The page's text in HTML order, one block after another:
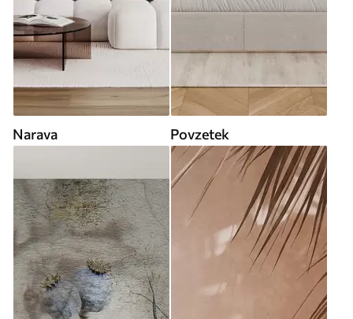
Narava Povzetek